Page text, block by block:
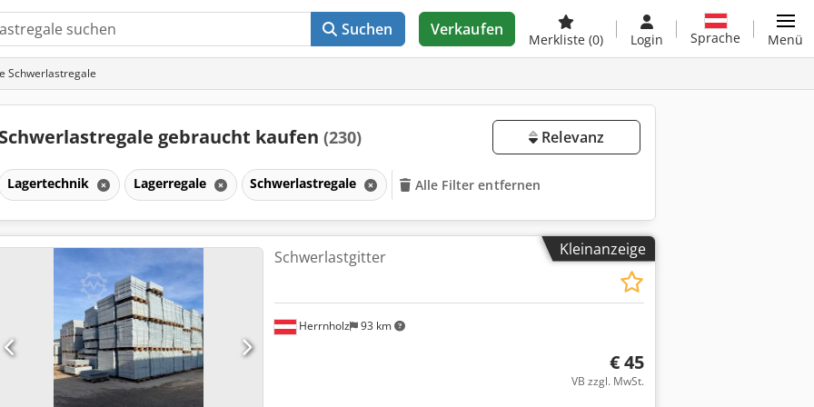
Suchen Verkaufen
Merkliste (0) Login Sprache Menü
Schwerlastregale
Schwerlastregale gebraucht kaufen (230) Relevanz
Lagertechnik Lagerregale Schwerlastregale Alle Filter entfernen
Kleinanzeige
Herrnholz 93 km
Schwerlastgitter
€ 45
VB zzgl. MwSt.